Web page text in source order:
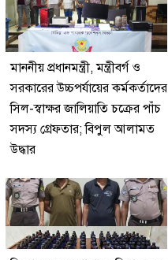
মাননীয় প্রধানমন্ত্রী, মন্ত্রীবর্গ ও
সরকারের উচ্চপর্যায়ের কর্মকর্তাদের
সিল-স্বাক্ষর জালিয়াতি চক্রের পাঁচ
সদস্য গ্রেফতার; বিপুল আলামত
উদ্ধার